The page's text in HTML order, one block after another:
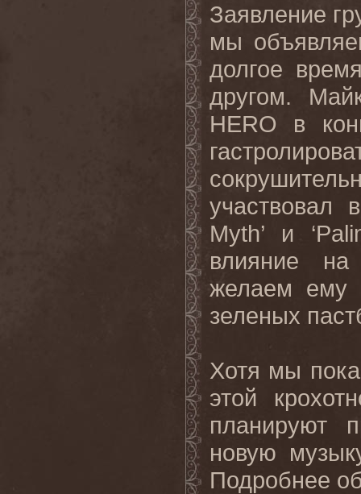
Заявление
мы
долгое
другом.
HERO в
участвовал
Myth’ и
влияние
желаем ему
зеленых
Хотя мы
этой
планируют
новую
Подробнее